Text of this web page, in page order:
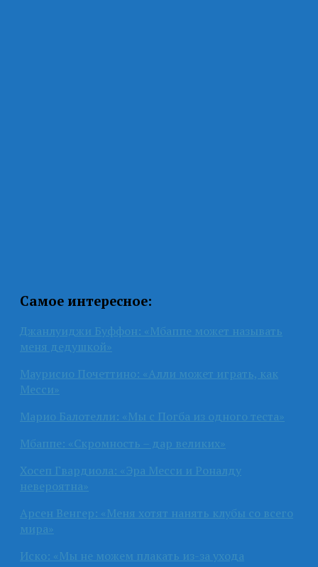
Самое интересное:
Джанлуиджи Буффон: «Мбаппе может называть
меня дедушкой»
Маурисио Почеттино: «Алли может играть, как
Месси»
Марио Балотелли: «Мы с Погба из одного теста»
Мбаппе: «Скромность – дар великих»
Хосеп Гвардиола: «Эра Месси и Роналду
невероятна»
Арсен Венгер: «Меня хотят нанять клубы со всего
мира»
Иско: «Мы не можем плакать из-за ухода